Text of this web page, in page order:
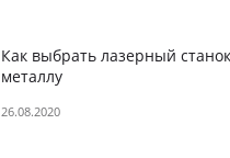
Как выбрать лазерный
металлу
26.08.2020